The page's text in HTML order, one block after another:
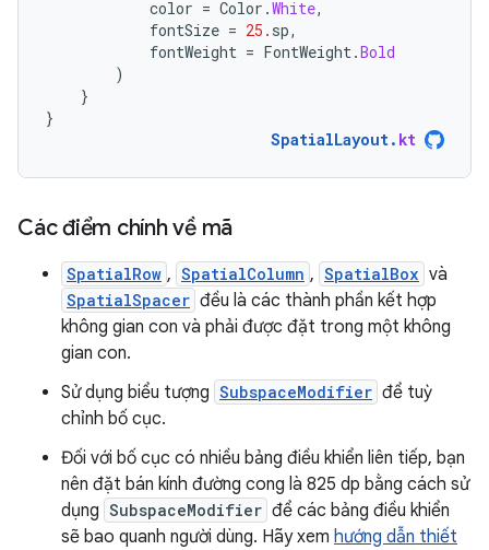
color = Color .White,
fontSize = 25. sp,
fontWeight = FontWeight .Bold
)
}
}
SpatialLayout. kt
Các điểm chính về mã
SpatialRow , SpatialColumn , SpatialBox và
SpatialSpacer đều là các thành phần kết hợp
không gian con và phải được đặt trong một không
gian con.
Sử dụng biểu tượng SubspaceModifier để tuỳ
chỉnh bố cục.
Đối với bố cục có nhiều bảng điều khiển liên tiếp, bạn
nên đặt bán kính đường cong là 825 dp bằng cách sử
dụng SubspaceModifier để các bảng điều khiển
sẽ bao quanh người dùng. Hãy xem hướng dẫn thiết